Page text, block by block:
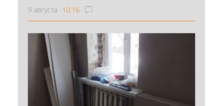
9 августа 10:16